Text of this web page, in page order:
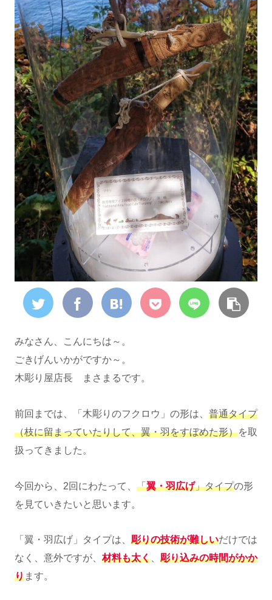
みなさん、こんにちは～。
ごきげんいかがですか～。
木彫り屋店長 まさまるです。
前回までは、「木彫りのフクロウ」の形は、 普通タイプ
（枝に留まっていたりして、翼・羽をすぼめた形）を取
扱ってきました。
今回から、2回にわたって、 「翼・羽広げ」タイプの形
を見ていきたいと思います。
「翼・羽広げ」タイプは、 彫りの技術が難しいだけでは
なく、意外ですが、材料も太く、 彫り込みの時間がかか
ります。